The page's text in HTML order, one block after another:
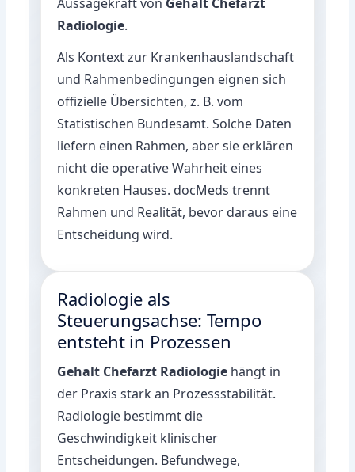
Radiologie.
Als Kontext zur Krankenhauslandschaft
und Rahmenbedingungen eignen sich
offizielle Übersichten, z. B. vom
Statistischen Bundesamt. Solche Daten
liefern einen Rahmen, aber sie erklären
nicht die operative Wahrheit eines
konkreten Hauses. docMeds trennt
Rahmen und Realität, bevor daraus eine
Entscheidung wird.
Radiologie als
Steuerungsachse: Tempo
entsteht in Prozessen
Gehalt Chefarzt Radiologie hängt in
der Praxis stark an Prozessstabilität.
Radiologie bestimmt die
Geschwindigkeit klinischer
Entscheidungen. Befundwege,